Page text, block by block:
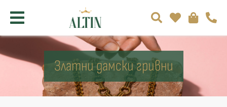
Златни дамски гривни